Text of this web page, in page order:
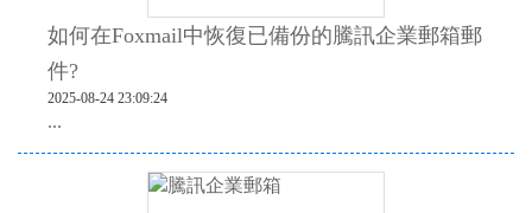
如何在Foxmail中恢復已備份的騰訊企業郵箱郵
件?
2025-08-24 23:09:24
...